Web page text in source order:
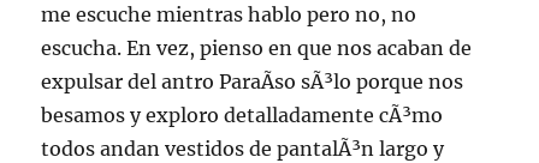
me escuche mientras hablo pero no, no
escucha. En vez, pienso en que nos acaban de
expulsar del antro ParaÃ­so sÃ³lo porque nos
besamos y exploro detalladamente cÃ³mo
todos andan vestidos de pantalÃ³n largo y